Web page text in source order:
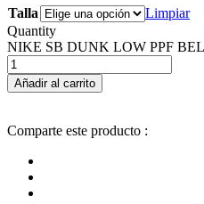
Talla
Limpiar
Quantity
NIKE SB DUNK LOW PPF
Añadir al carrito
Comparte este producto :